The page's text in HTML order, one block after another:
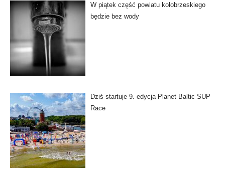
W piątek część powiatu kołobrzeskiego
będzie bez wody
Dziś startuje 9. edycja Planet Baltic SUP
Race